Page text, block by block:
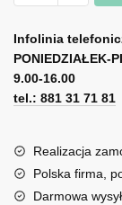
korytarzem
i
dewizą
życiową
l
t
e
r
a
t
i
Infolinia
PONIEDZIAŁEK-
9.00-16.00
tel.: 881 31 71 81
Realizacja
Polska firma,
Darmowa